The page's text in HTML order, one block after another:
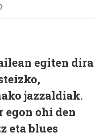
egiten dira
jazzaldiak.
egon ohi den
eta blues